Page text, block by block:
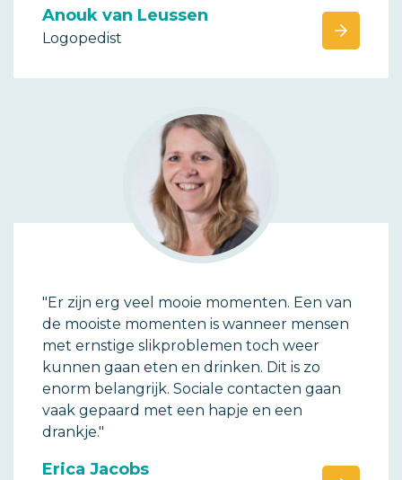
Anouk van Leussen
Logopedist
"Er zijn erg veel mooie momenten. Een van
de mooiste momenten is wanneer mensen
met ernstige slikproblemen toch weer
kunnen gaan eten en drinken. Dit is zo
enorm belangrijk. Sociale contacten gaan
vaak gepaard met een hapje en een
drankje."
Erica Jacobs